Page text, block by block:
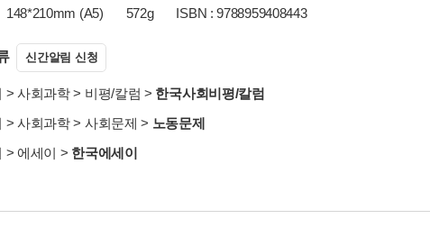
148*210mm (A5) 572g ISBN : 9788959408443
신간알림 신청
> 사회과학> 비평/칼럼 > 한국사회비평/칼럼
> 사회과학> 사회문제 > 노동문제
> 에세이 > 한국에세이